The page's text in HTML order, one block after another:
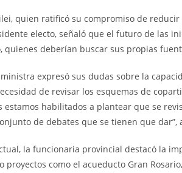
quien ratificó su compromiso de
electo, señaló que el futuro de las
quienes deberían buscar sus propias
expresó sus dudas sobre la
de revisar los esquemas de
estamos habilitados a plantear que se
de debates que se tienen que dar”,
la funcionaria provincial destacó la
proyectos como el acueducto Gran